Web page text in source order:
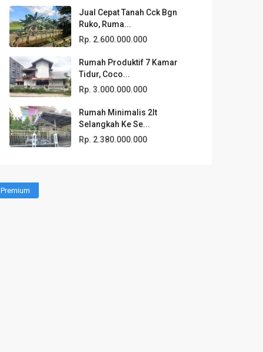
Jual Cepat Tanah Cck Bgn
Ruko, Ruma...
Rp. 2.600.000.000
Rumah Produktif 7 Kamar
Tidur, Coco...
Rp. 3.000.000.000
Rumah Minimalis 2lt
Selangkah Ke Se...
Rp. 2.380.000.000
Premium